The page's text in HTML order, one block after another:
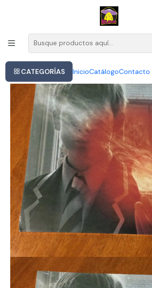
CATEGORÍAS InicioCatálogoContacto
Este es el texto del slide